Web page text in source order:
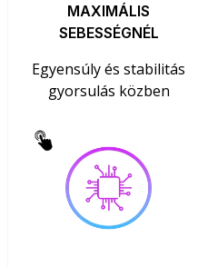
MAXIMÁLIS
SEBESSÉGNÉL
Egyensúly és stabilitás
gyorsulás közben